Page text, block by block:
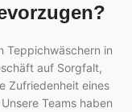
Teppichwäschern in
auf Sorgfalt,
Zufriedenheit eines
Teams haben